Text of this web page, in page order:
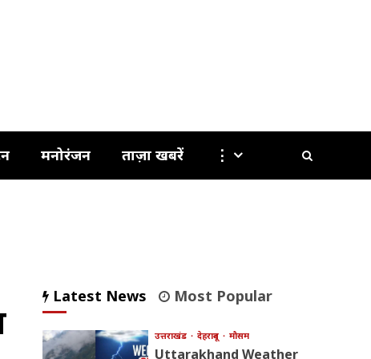
मनोरंजन ताज़ा खबरें ⋮
Latest News Most Popular
उत्तराखंड देहरादून मौसम
Uttarakhand Weather